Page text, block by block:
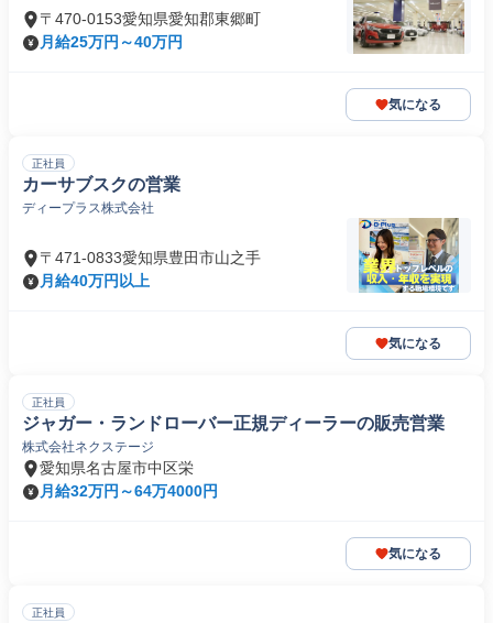
〒470-0153愛知県愛知郡東郷町
月給25万円～40万円
気になる
正社員
カーサブスクの営業
ディープラス株式会社
〒471-0833愛知県豊田市山之手
月給40万円以上
気になる
正社員
ジャガー・ランドローバー正規ディーラーの販売営業
株式会社ネクステージ
愛知県名古屋市中区栄
月給32万円～64万4000円
気になる
正社員